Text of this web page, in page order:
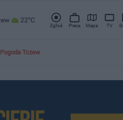
22°C
Zgłoś Praca Mapa TV
Pogoda Tczew